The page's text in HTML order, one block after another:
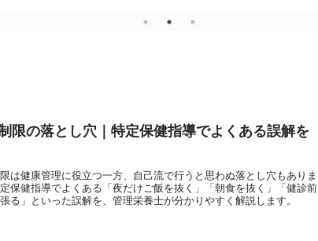
限の落とし穴｜特定保健指導でよくある誤解を
は健康管理に役立つ一方、自己流で行うと思わぬ落とし穴もありま
保健指導でよくある「夜だけご飯を抜く」「朝食を抜く」「健診前
る」といった誤解を、管理栄養士が分かりやすく解説します。